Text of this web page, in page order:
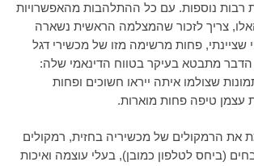
רבות נוספות. עם כל ההתלהבות מהאפשרויות
צריך לזכור שהמצלמה הראשית נשארה
פחות מרשימה מזו של מכשירי דגל
הדבר מתבטא בעיקר בטווח הדינאמי שלה:
שצולמו איתה ייראו חשוכים ופחות
עצמן טיפה פחות מוארות.
את הרמקולים של מכשיריה בחזית, רמקולים
(ביחס לטלפון כמובן), בעלי עוצמה ואיכות